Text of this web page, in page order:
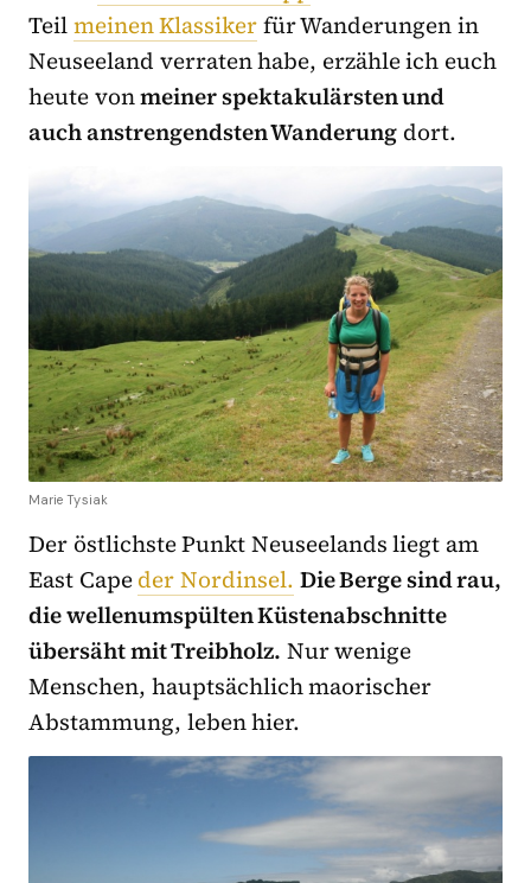
Teilmeinen Klassikerfür Wanderungen in
Neuseeland verraten habe, erzähle ich euch
heute vonmeiner spektakulärsten und
auch anstrengendsten Wanderung dort.
Marie Tysiak
Der östlichste Punkt Neuseelands liegt am
East Capeder Nordinsel. Die Berge sind rau,
die wellenumspülten Küstenabschnitte
übersäht mit Treibholz. Nur wenige
Menschen, hauptsächlich maorischer
Abstammung, leben hier.